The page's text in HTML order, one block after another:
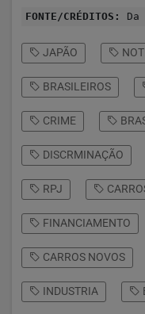
FONTE/CRÉDITOS: Da
JAPÃO
BRASILEIROS
CRIME
DISCRMINAÇÃO
RPJ
FINANCIAMENTO
CARROS NOVOS
INDUSTRIA